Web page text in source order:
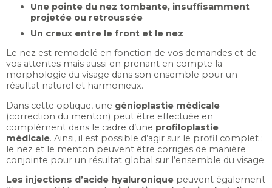
Une pointe du nez tombante, insuffisamment
projetée ou retroussée
Un creux entre le front et le nez
Le nez est remodelé en fonction de vos demandes et de
vos attentes mais aussi en prenant en compte la
morphologie du visage dans son ensemble pour un
résultat naturel et harmonieux.
Dans cette optique, une génioplastie médicale
(correction du menton) peut être effectuée en
complément dans le cadre d’une profiloplastie
médicale. Ainsi, il est possible d’agir sur le profil complet :
le nez et le menton peuvent être corrigés de manière
conjointe pour un résultat global sur l’ensemble du visage.
Les injections d’acide hyaluronique peuvent également